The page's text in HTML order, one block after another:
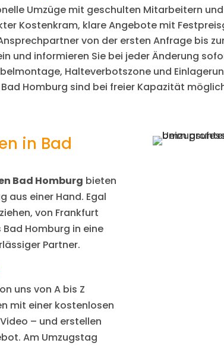
Umzüge mit geschulten Mitarbeitern
Kostenkram, klare Angebote mit
von der ersten Anfrage bis
und informieren Sie bei jeder Änderung
Halteverbotszone und
Bad Homburg sind bei freier Kapazität
in Bad
Bad Homburg bieten
aus einer Hand. Egal
von Frankfurt
Homburg in eine
Partner.
uns von A bis Z
mit einer kostenlosen
– und erstellen
Am Umzugstag